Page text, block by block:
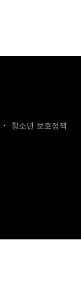
청소년 보호정책